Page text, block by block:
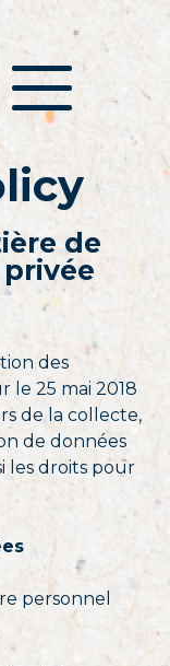
de
des
le 25 mai 2018
de la collecte,
de données
les droits pour
personnel